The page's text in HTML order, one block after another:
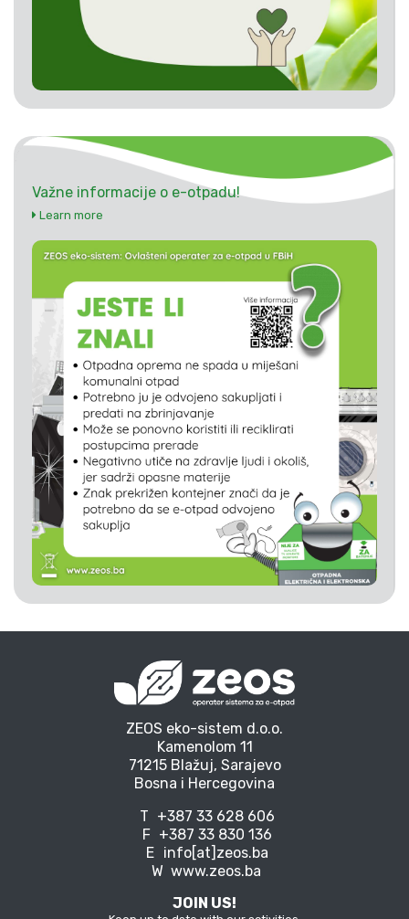
Važne informacije o e-otpadu!
Learn more
ZEOS eko-sistem d.o.o.
Kamenolom 11
71215 Blažuj, Sarajevo
Bosna i Hercegovina
T +387 33 628 606
F +387 33 830 136
E info[at]zeos.ba
W www.zeos.ba
JOIN US!